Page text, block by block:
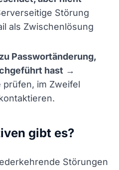
Störung
als Zwischenlösung
Passwortänderung,
hast →
im Zweifel
gibt es?
Störungen